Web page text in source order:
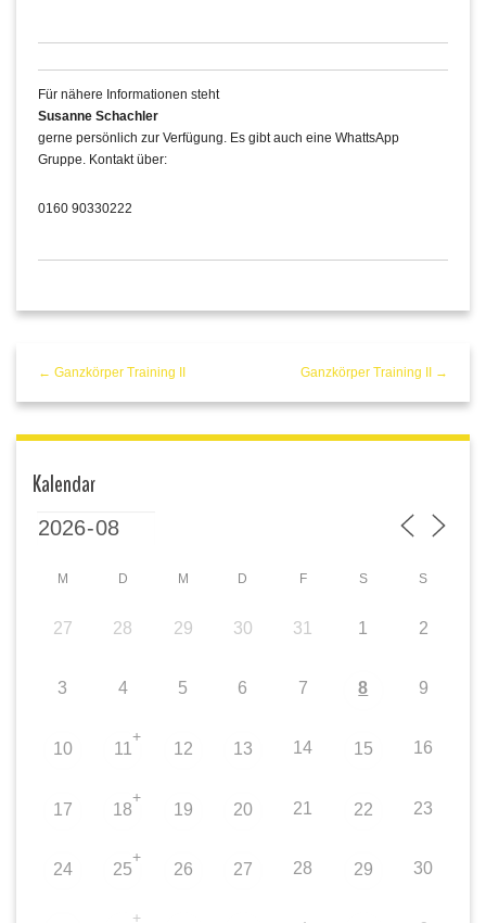
Für nähere Informationen steht
Susanne Schachler
gerne persönlich zur Verfügung. Es gibt auch eine WhattsApp
Gruppe. Kontakt über:
0160 90330222
← Ganzkörper Training II Ganzkörper Training II →
Kalendar
M D M D F S S
27 28 29 30 31 1 2
3 4 5 6 7 8 9
10 11
+
12 13 14 15 16
17 18
+
19 20 21 22 23
24 25
+
26 27 28 29 30
+